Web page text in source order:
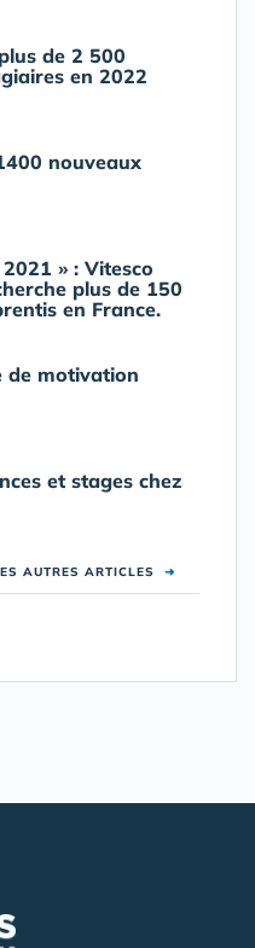
de 2 500
en 2022
nouveaux
» : Vitesco
plus de 150
en France.
de motivation
et stages chez
AUTRES ARTICLES ➜